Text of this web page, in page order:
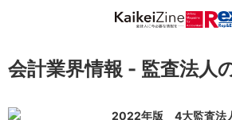
会計業界情報 - 監査法人
2022年版 4大監査法